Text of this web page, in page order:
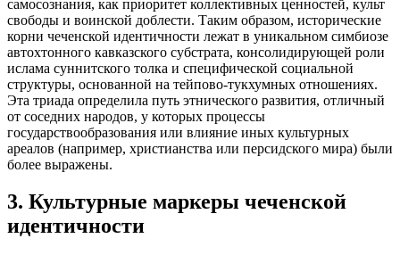
самосознания, как приоритет коллективных ценностей, культ
свободы и воинской доблести. Таким образом, исторические
корни чеченской идентичности лежат в уникальном симбиозе
автохтонного кавказского субстрата, консолидирующей роли
ислама суннитского толка и специфической социальной
структуры, основанной на тейпово-тукхумных отношениях.
Эта триада определила путь этнического развития, отличный
от соседних народов, у которых процессы
государствообразования или влияние иных культурных
ареалов (например, христианства или персидского мира) были
более выражены.
3. Культурные маркеры чеченской
идентичности